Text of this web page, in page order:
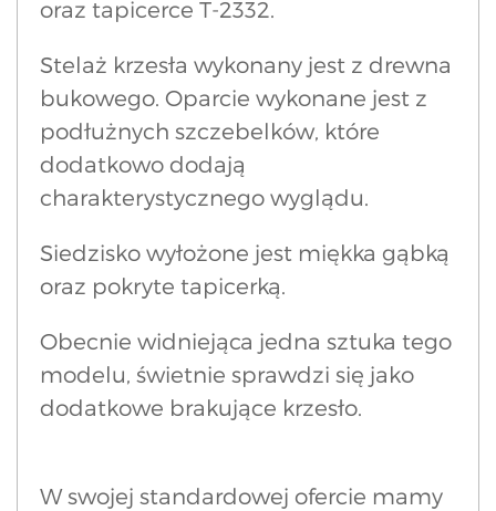
oraz tapicerce T-2332.
Stelaż krzesła wykonany jest z drewna
bukowego. Oparcie wykonane jest z
podłużnych szczebelków, które
dodatkowo dodają
charakterystycznego wyglądu.
Siedzisko wyłożone jest miękka gąbką
oraz pokryte tapicerką.
Obecnie widniejąca jedna sztuka tego
modelu, świetnie sprawdzi się jako
dodatkowe brakujące krzesło.
W swojej standardowej ofercie mamy